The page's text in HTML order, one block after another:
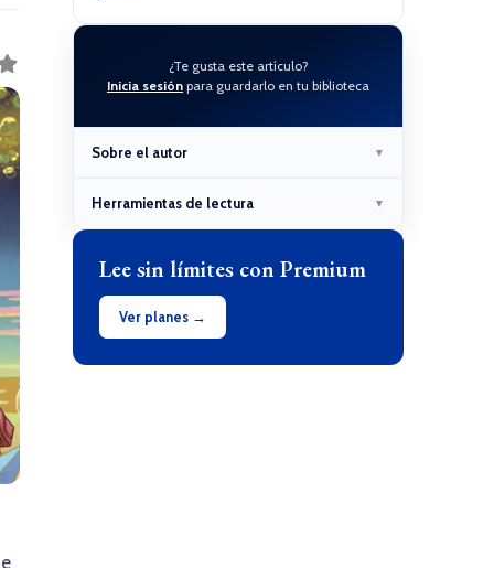
¿Te gusta este artículo?
Inicia sesión para guardarlo en tu biblioteca
Sobre el autor ▼
Herramientas de lectura ▼
Lee sin límites con Premium
Ver planes →